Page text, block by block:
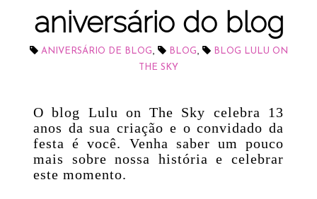
aniversário do blog
ANIVERSÁRIO DE BLOG BLOG
BLOG LULU ON
THE SKY
O blog Lulu on The Sky celebra 13
anos da sua criação e o convidado da
festa é você. Venha saber um pouco
mais sobre nossa história e celebrar
este momento.